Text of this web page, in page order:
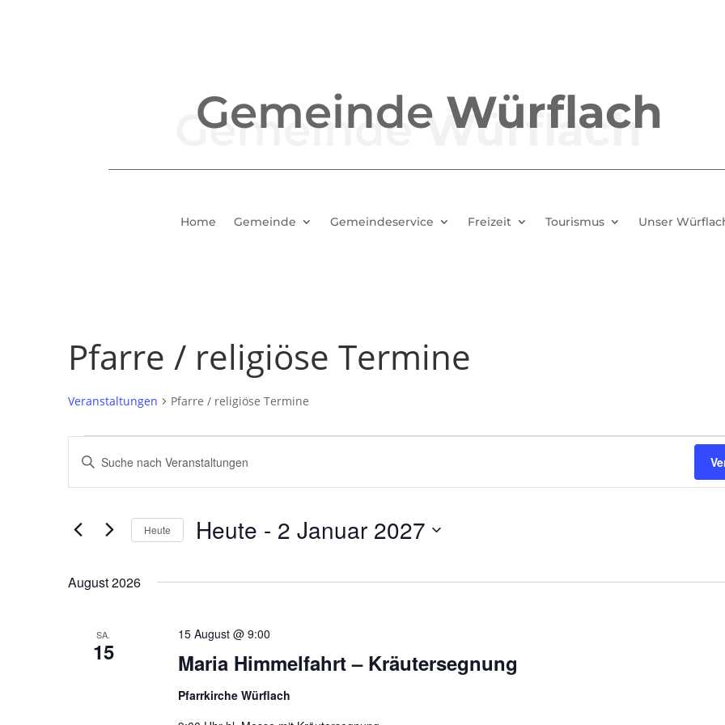
Gemeinde Würflach
Home Gemeinde Gemeindeservice Freizeit Tourismus Unser
Pfarre / religiöse Termine
Veranstaltungen Pfarre / religiöse Termine
Veranstaltungen
Veranstaltungen
Suche
und
Navigation
Bitte
eingeben.
nach
Heute Heute - 2 Januar 2027
August 2026
SA.
15 Maria Himmelfahrt – Kräutersegnung
15 August @ 9:00
Pfarrkirche Würflach